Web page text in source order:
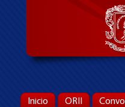
Inicio ORII